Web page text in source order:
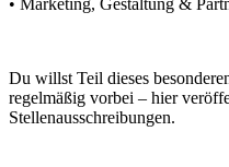
Du willst Teil dieses
regelmäßig vorbei – hier
Stellenausschreibungen.